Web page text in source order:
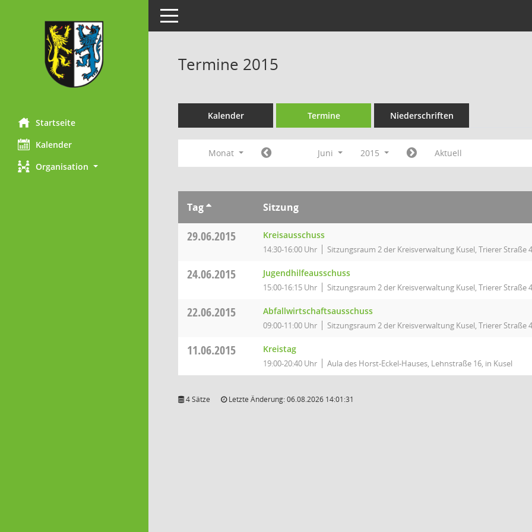
Startseite
Kalender
Organisation
Toggle navigation
Termine 2015
Kalender Termine Niederschriften
Monat Juni 2015 Aktuell
Tag Sitzung
29.06.2015 Kreisausschuss
14:30-16:00 Uhr Sitzungsraum 2 der Kreisverwaltung Kusel, Trierer Straße
24.06.2015 Jugendhilfeausschuss
15:00-16:15 Uhr Sitzungsraum 2 der Kreisverwaltung Kusel, Trierer Straße
22.06.2015 Abfallwirtschaftsausschuss
09:00-11:00 Uhr Sitzungsraum 2 der Kreisverwaltung Kusel, Trierer Straße
11.06.2015 Kreistag
19:00-20:40 Uhr Aula des Horst-Eckel-Hauses, Lehnstraße 16, in Kusel
4 Sätze Letzte Änderung: 06.08.2026 14:01:31